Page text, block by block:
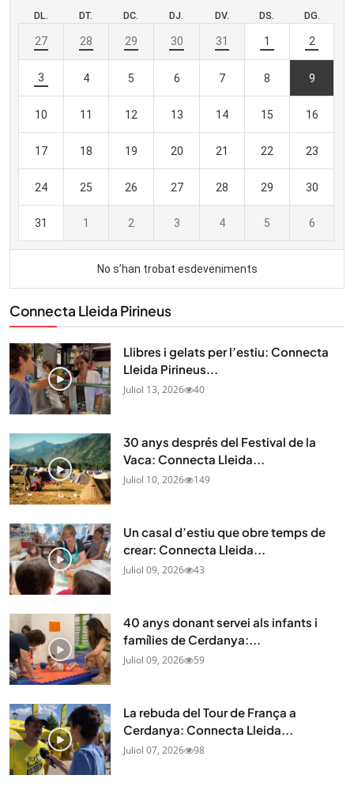
Connecta Lleida Pirineus
Llibres i gelats per l’estiu: Connecta
Lleida Pirineus...
Juliol 13, 2026 40
30 anys després del Festival de la
Vaca: Connecta Lleida...
Juliol 10, 2026 149
Un casal d’estiu que obre temps de
crear: Connecta Lleida...
Juliol 09, 2026 43
40 anys donant servei als infants i
famílies de Cerdanya:...
Juliol 09, 2026 59
La rebuda del Tour de França a
Cerdanya: Connecta Lleida...
Juliol 07, 2026 98